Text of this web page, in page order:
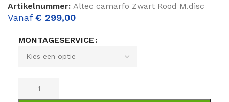
Artikelnummer: Altec camarfo Zwart Rood M.disc
Vanaf € 299,00
MONTAGESERVICE